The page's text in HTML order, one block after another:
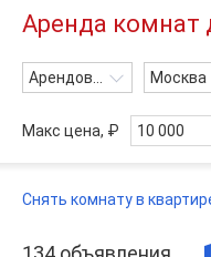
Аренда комнат
Арендовать Москва
Макс цена, ₽
Снять комнату в